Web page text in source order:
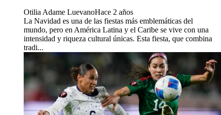
Otilia Adame LuevanoHace 2 años
La Navidad es una de las fiestas más emblemáticas del
mundo, pero en América Latina y el Caribe se vive con una
intensidad y riqueza cultural únicas. Esta fiesta, que combina
tradi...